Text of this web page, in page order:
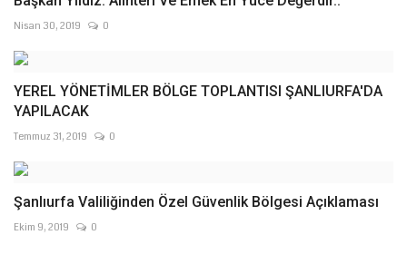
Nisan 30, 2019 0
YEREL YÖNETİMLER BÖLGE TOPLANTISI ŞANLIURFA'DA
YAPILACAK
Temmuz 31, 2019 0
Şanlıurfa Valiliğinden Özel Güvenlik Bölgesi Açıklaması
Ekim 9, 2019 0